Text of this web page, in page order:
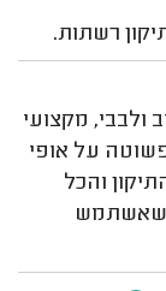
רשתות.
ולבבי, מקצועי
על אופי
והכל
שאשתמש